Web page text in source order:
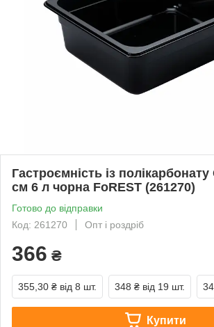
Гастроємність із
см 6 л чорна FoREST (261270)
Готово до відправки
Код: 261270
Опт і роздріб
366 ₴
355,30 ₴ від 8 шт. 348 ₴ від 19 шт.
Купити